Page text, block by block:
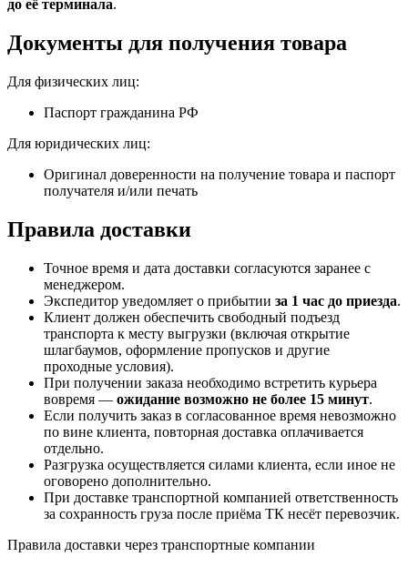
до её терминала.
Документы для получения товара
Для физических лиц:
Паспорт гражданина РФ
Для юридических лиц:
Оригинал доверенности на получение товара и паспорт
получателя и/или печать
Правила доставки
Точное время и дата доставки согласуются заранее с
менеджером.
Экспедитор уведомляет о прибытии за 1 час до приезда.
Клиент должен обеспечить свободный подъезд
транспорта к месту выгрузки (включая открытие
шлагбаумов, оформление пропусков и другие
проходные условия).
При получении заказа необходимо встретить курьера
вовремя — ожидание возможно не более 15 минут.
Если получить заказ в согласованное время невозможно
по вине клиента, повторная доставка оплачивается
отдельно.
Разгрузка осуществляется силами клиента, если иное не
оговорено дополнительно.
При доставке транспортной компанией ответственность
за сохранность груза после приёма ТК несёт перевозчик.
Правила доставки через транспортные компании